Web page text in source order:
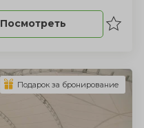
Посмотреть
Подарок за бронирование